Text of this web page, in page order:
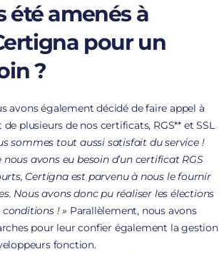
été amenés à
pour un
?
avons également décidé de faire appel à
plusieurs de nos certificats, RGS** et SSL
sommes tout aussi satisfait du service !
avons eu besoin d’un certificat RGS
Certigna est parvenu à nous le fournir
Nous avons donc pu réaliser les élections
! » Parallèlement, nous avons
pour leur confier également la gestion
fonction.